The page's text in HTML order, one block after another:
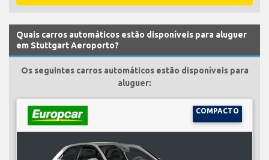
Quais carros automáticos estão disponíveis para aluguer
em Stuttgart Aeroporto?
Os seguintes carros automáticos estão disponíveis para
aluguer:
COMPACTO